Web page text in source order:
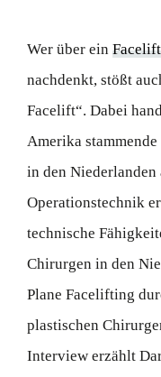
Wer über ein Facelift
nachdenkt, stößt
Facelift“. Dabei
Amerika
in den Niederlanden
Operationstechnik
technische
Chirurgen in den
Plane Facelifting
plastischen
Interview erzählt